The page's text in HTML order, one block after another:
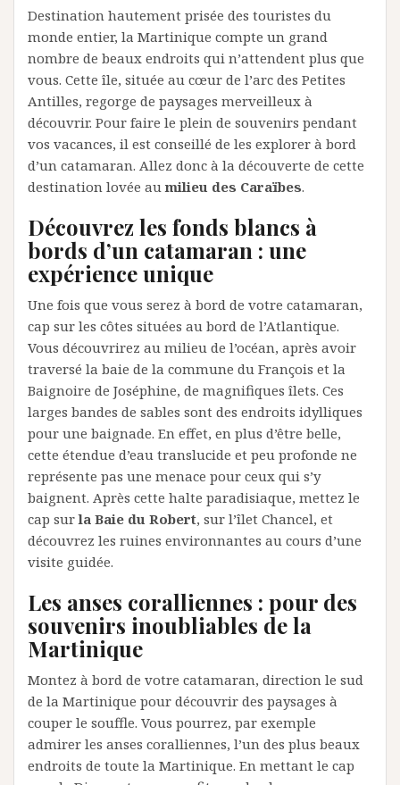
Destination hautement prisée des touristes du
monde entier, la Martinique compte un grand
nombre de beaux endroits qui n’attendent plus que
vous. Cette île, située au cœur de l’arc des Petites
Antilles, regorge de paysages merveilleux à
découvrir. Pour faire le plein de souvenirs pendant
vos vacances, il est conseillé de les explorer à bord
d’un catamaran. Allez donc à la découverte de cette
destination lovée aumilieu des Caraïbes.
Découvrez les fonds blancs à
bords d’un catamaran : une
expérience unique
Une fois que vous serez à bord de votre catamaran,
cap sur les côtes situées au bord de l’Atlantique.
Vous découvrirez au milieu de l’océan, après avoir
traversé la baie de la commune du François et la
Baignoire de Joséphine, de magnifiques îlets. Ces
larges bandes de sables sont des endroits idylliques
pour une baignade. En effet, en plus d’être belle,
cette étendue d’eau translucide et peu profonde ne
représente pas une menace pour ceux qui s’y
baignent. Après cette halte paradisiaque, mettez le
cap surla Baie du Robert, sur l’îlet Chancel, et
découvrez les ruines environnantes au cours d’une
visite guidée.
Les anses coralliennes : pour des
souvenirs inoubliables de la
Martinique
Montez à bord de votre catamaran, direction le sud
de la Martinique pour découvrir des paysages à
couper le souffle. Vous pourrez, par exemple
admirer les anses coralliennes, l’un des plus beaux
endroits de toute la Martinique. En mettant le cap